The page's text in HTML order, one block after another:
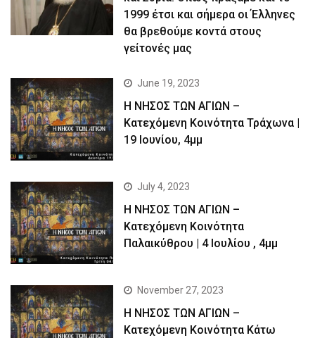
1999 έτσι και σήμερα οι Έλληνες
θα βρεθούμε κοντά στους
γείτονές μας
June 19, 2023
Η ΝΗΣΟΣ ΤΩΝ ΑΓΙΩΝ –
Kατεχόμενη Κοινότητα Τράχωνα |
19 Ιουνίου, 4μμ
July 4, 2023
Η ΝΗΣΟΣ ΤΩΝ ΑΓΙΩΝ –
Kατεχόμενη Κοινότητα
Παλαικύθρου | 4 Ιουλίου , 4μμ
November 27, 2023
Η ΝΗΣΟΣ ΤΩΝ ΑΓΙΩΝ –
Κατεχόμενη Κοινότητα Κάτω